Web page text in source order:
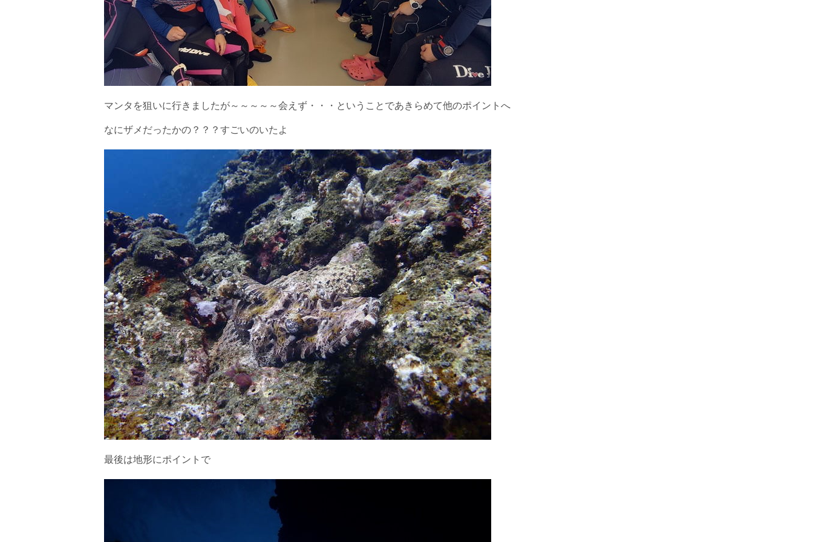
マンタを狙いに行きましたが～～～～～会えず・・・ということであきらめて他のポイントへ
なにザメだったかの？？？すごいのいたよ
最後は地形にポイントで